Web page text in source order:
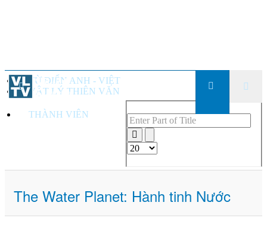
TỪ ĐIỂN ANH - VIỆT
VẬT LÝ THIÊN VĂN
THÀNH VIÊN Enter Part of Title
Display #
The Water Planet: Hành tinh Nước